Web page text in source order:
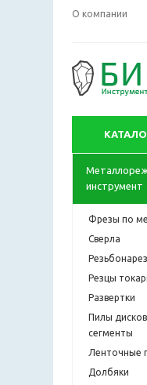
О компании
инструмент
Фрезы по
Сверла
Резцы
Развертки
Пилы
сегменты
Ленточные
Долбяки